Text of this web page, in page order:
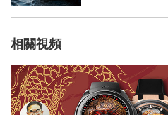
相關視頻